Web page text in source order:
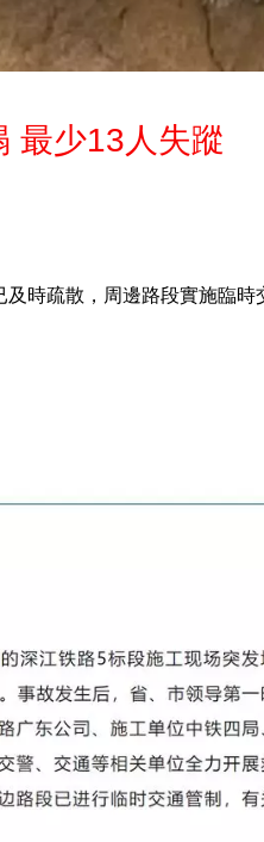
最少13人失蹤
時疏散，周邊路段實施臨時